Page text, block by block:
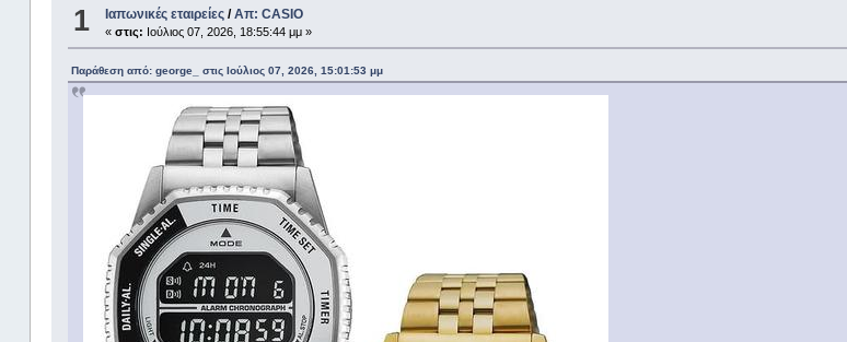
1 Ιαπωνικές εταιρείες /Απ: CASIO
«στις: Ιούλιος 07, 2026, 18:55:44 μμ »
Παράθεση από: george_ στις Ιούλιος 07, 2026, 15:01:53 μμ